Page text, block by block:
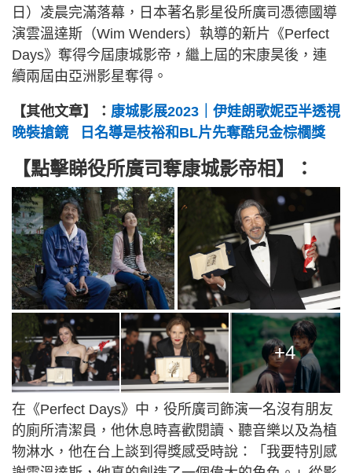
日）凌晨完滿落幕，日本著名影星役所廣司憑德國導
演雲溫達斯（Wim Wenders）執導的新片《Perfect
Days》奪得今屆康城影帝，繼上屆的宋康昊後，連
續兩屆由亞洲影星奪得。
【其他文章】： 康城影展2023｜伊娃朗歌妮亞半透視
晚裝搶鏡 日名導是枝裕和BL片先奪酷兒金棕櫚獎
【點擊睇役所廣司奪康城影帝相】：
+4
在《Perfect Days》中，役所廣司飾演一名沒有朋友
的廁所清潔員，他休息時喜歡閱讀、聽音樂以及為植
物淋水，他在台上談到得獎感受時說：「我要特別感